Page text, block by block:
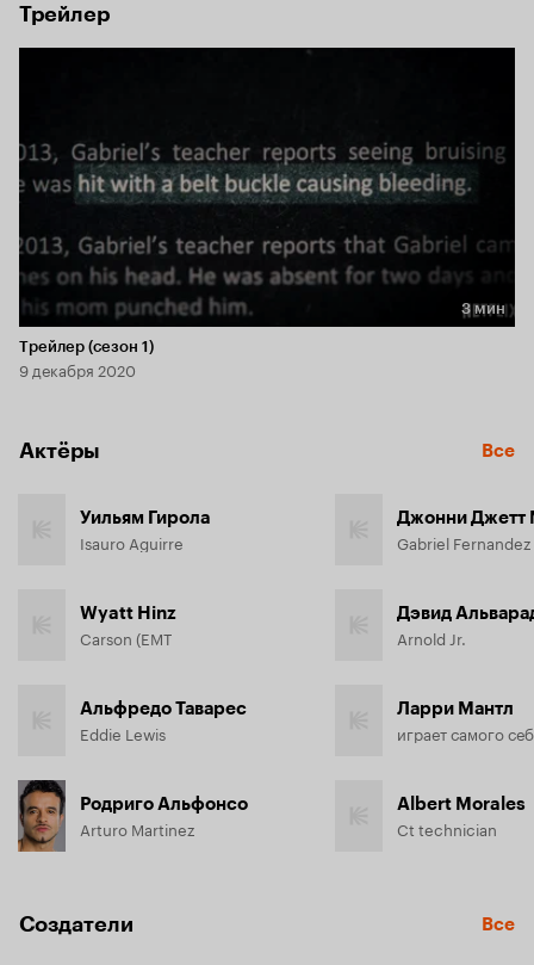
Трейлер
Длительность 3 мин
3 мин
Трейлер (сезон 1)
9 декабря 2020
Актёры Все
Уильям Гирола
Isauro Aguirre
Wyatt Hinz
Carson (EMT
Альфредо Таварес
Eddie Lewis
Родриго Альфонсо
Arturo Martinez
Джонни Джетт
Gabriel Fernandez
Дэвид
Arnold Jr.
Ларри Мантл
Albert Morales
Ct technician
Создатели Все